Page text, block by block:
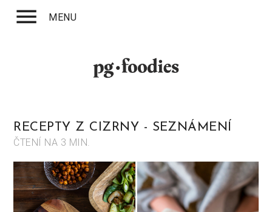
menu MENU
RECEPTY Z CIZRNY - SEZNÁMENÍ
ČTENÍ NA 3 MIN.